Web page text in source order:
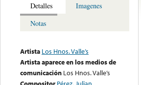
Detalles
Imagenes
Notas
Artista Los Hnos. Valle’s
Artista aparece en los medios de
comunicación Los Hnos. Valle’s